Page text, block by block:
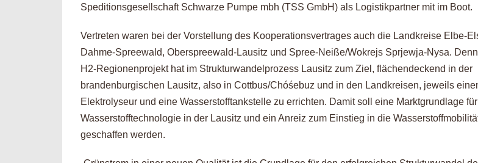
Speditionsgesellschaft Schwarze Pumpe mbh (TSS GmbH) als Logistikpartner mit im Boot.
Vertreten waren bei der Vorstellung des Kooperationsvertrages auch die Landkreise Elbe-
Dahme-Spreewald, Oberspreewald-Lausitz und Spree-Neiße/Wokrejs Sprjewja-Nysa.
H2-Regionenprojekt hat im Strukturwandelprozess Lausitz zum Ziel, flächendeckend in der
brandenburgischen Lausitz, also in Cottbus/Chóśebuz und in den Landkreisen, jeweils
Elektrolyseur und eine Wasserstofftankstelle zu errichten. Damit soll eine Marktgrundlage
Wasserstofftechnologie in der Lausitz und ein Anreiz zum Einstieg in die
geschaffen werden.